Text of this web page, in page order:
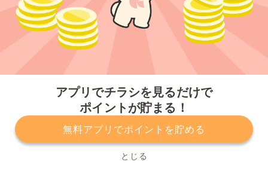
アプリでチラシを見るだけで
ポイントが貯まる！
無料アプリでポイントを貯める
とじる
プライバシーポリシー 利用規約
運営会社
サービスに関してのお問い合わせ